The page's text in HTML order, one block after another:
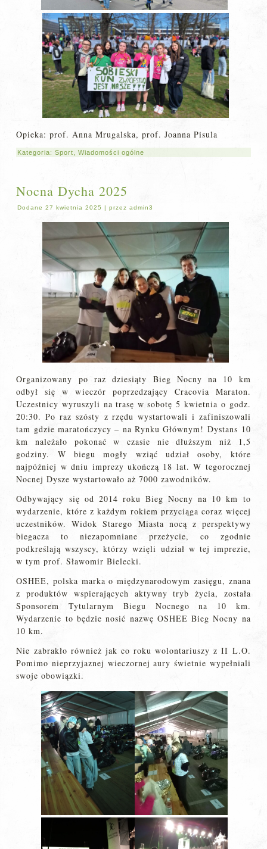
Opieka: prof. Anna Mrugalska, prof. Joanna Pisula
Kategoria:Sport ,Wiadomości ogólne
Nocna Dycha 2025
Dodane 27 kwietnia 2025 |przez admin3
Organizowany po raz dziesiąty Bieg Nocny na 10 km
odbył się w wieczór poprzedzający Cracovia Maraton.
Uczestnicy wyruszyli na trasę w sobotę 5 kwietnia o godz.
20:30. Po raz szósty z rzędu wystartowali i zafiniszowali
tam gdzie maratończycy – na Rynku Głównym! Dystans 10
km należało pokonać w czasie nie dłuższym niż 1,5
godziny. W biegu mogły wziąć udział osoby, które
najpóźniej w dniu imprezy ukończą 18 lat. W tegorocznej
Nocnej Dysze wystartowało aż 7000 zawodników.
Odbywający się od 2014 roku Bieg Nocny na 10 km to
wydarzenie, które z każdym rokiem przyciąga coraz więcej
uczestników. Widok Starego Miasta nocą z perspektywy
biegacza to niezapomniane przeżycie, co zgodnie
podkreślają wszyscy, którzy wzięli udział w tej imprezie,
w tym prof. Sławomir Bielecki.
OSHEE, polska marka o międzynarodowym zasięgu, znana
z produktów wspierających aktywny tryb życia, została
Sponsorem Tytularnym Biegu Nocnego na 10 km.
Wydarzenie to będzie nosić nazwę OSHEE Bieg Nocny na
10 km.
Nie zabrakło również jak co roku wolontariuszy z II L.O.
Pomimo nieprzyjaznej wieczornej aury świetnie wypełniali
swoje obowiązki.